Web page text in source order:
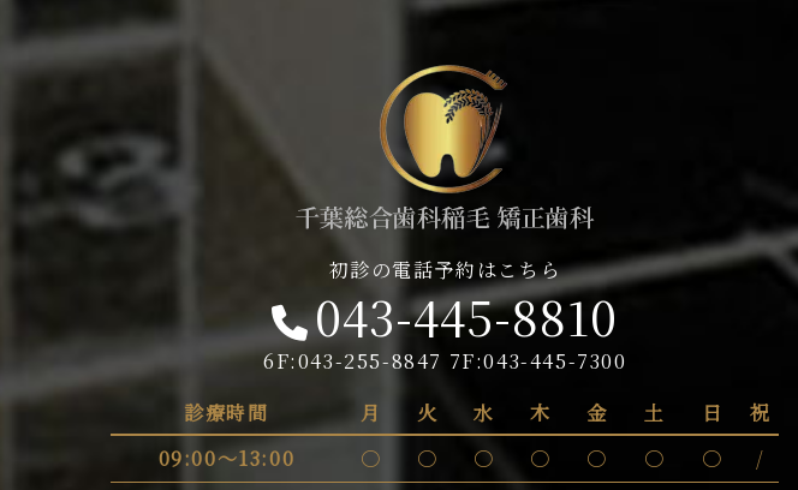
初診の電話予約はこちら
043-445-8810
6F:043-255-8847 7F:043-445-7300
診療時間
月 火 水 木 金 土 日
祝
09:00～13:00
〇 〇 〇 〇 〇 〇 〇 /